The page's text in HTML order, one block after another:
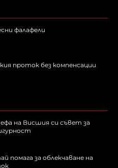
фалафели
проток без компенсации
на Висшия си съвет за
за облекчаване на